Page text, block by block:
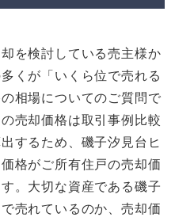
を検討している売主様か
くが「いくら位で売れる
相場についてのご質問で
売却価格は取引事例比較
するため、磯子汐見台ヒ
格がご所有住戸の売却価
。大切な資産である磯子
売れているのか、売却価